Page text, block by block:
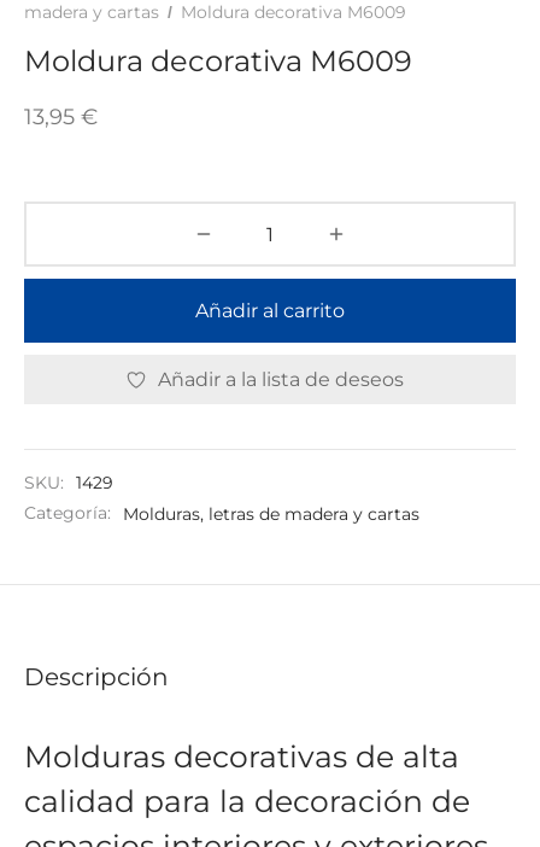
madera y cartas / Moldura decorativa M6009
Moldura decorativa M6009
13,95 €
Añadir al carrito
Añadir a la lista de deseos
SKU:
1429
Categoría:
Molduras, letras de madera y cartas
Descripción
Molduras decorativas de alta
calidad para la decoración de